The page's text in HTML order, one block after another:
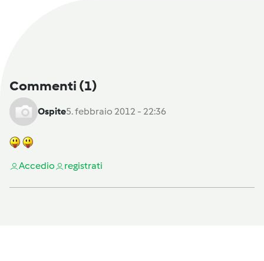
Commenti (1)
Ospite5. febbraio 2012 - 22:36
Accedio registrati